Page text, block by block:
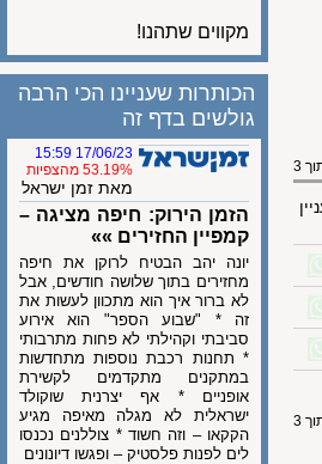
מקווים שתהנו!
הכותרות שעניינו הכי הרבה
גולשים בדף זה
17/06/23 15:59
53.19% מהצפיות
מאת זמן ישראל
הזמן הירוק: חיפה מציגה –
קמפיין החזירים »»
יונה יהב הבטיח לרוקן את חיפה
מחזירים בתוך שלושה חודשים, אבל
לא ברור איך הוא מתכוון לעשות את
זה * "שבוע הספר" הוא אירוע
סביבתי וקהילתי לא פחות מתרבותי
* תחנות רכבת נוספות מתחדשות
במתקנים מתקדמים לקשירת
אופניים * אף יצרנית שוקולד
ישראלית לא מגלה מאיפה מגיע
הקקאו – וזה חשוד * צוללנים נכנסו
לים לפנות פלסטיק – ופגשו דיונונים